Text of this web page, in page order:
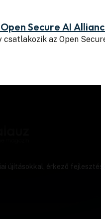
Secure AI
az Open
újításokkal, érkező